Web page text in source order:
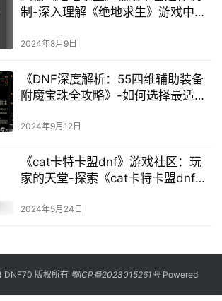
制-深入理解《绝地求生》游戏中辅
2024年8月9日
《DNF深度解析：55四维辅助装备
附魔宝珠全攻略》-如何选择最适合
魔宝珠深度剖析
2024年9月12日
《cat卡特卡盟dnf》游戏社区：玩
家的天堂-探索《cat卡特卡盟dnf》
2024年5月24日
版权所有 鄂ICP备2023015261号Powered